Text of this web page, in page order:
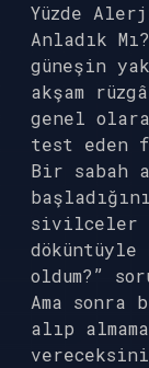
Yüzde
Anladık
güneşin
akşam
genel
test eden
Bir sabah
sivilceler
oldum?”
Ama sonra
alıp